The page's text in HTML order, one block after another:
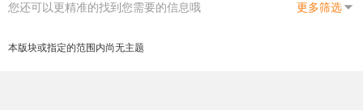
您还可以更精准的找到您需要的信息哦 更多筛选
本版块或指定的范围内尚无主题